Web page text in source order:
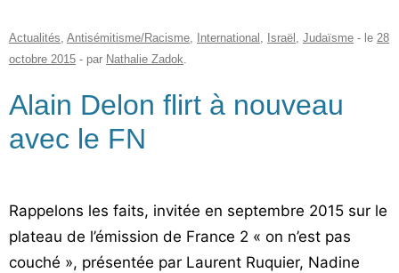
Actualités, Antisémitisme/Racisme, International , Israël , Judaïsme - le 28
octobre 2015 - par Nathalie Zadok.
Alain Delon flirt à nouveau
avec le FN
Rappelons les faits, invitée en septembre 2015 sur le
plateau de l’émission de France 2 « on n’est pas
couché », présentée par Laurent Ruquier, Nadine